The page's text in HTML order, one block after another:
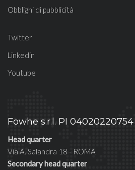
Obblighi di pubblicità
Twitter
Linkedin
Youtube
Fowhe s.r.l. PI 04020220754
Head quarter
Via A. Salandra 18 - ROMA
Secondary head quarter